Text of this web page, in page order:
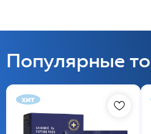
Популярные
хит